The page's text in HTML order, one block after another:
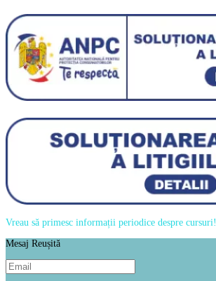
Vreau să primesc informații periodice despre cursuri!
Mesaj Reușită